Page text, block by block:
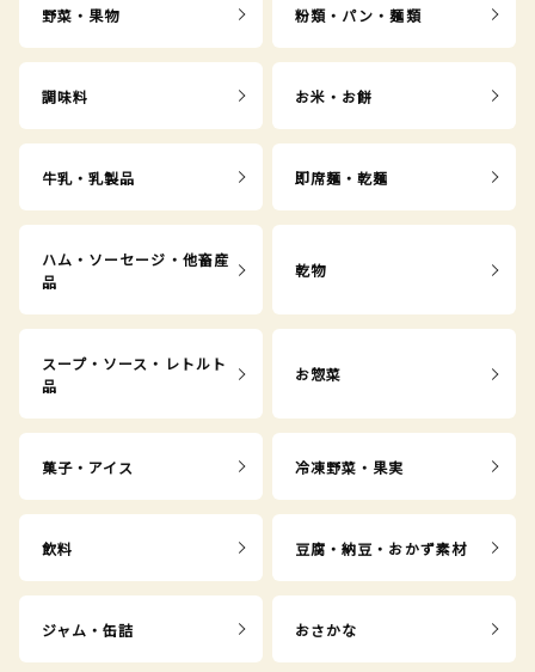
野菜・果物 粉類・パン・麺類
調味料 お米・お餅
牛乳・乳製品 即席麺・乾麺
ハム・ソーセージ・他畜産
品
乾物
スープ・ソース・レトルト
品
お惣菜
菓子・アイス 冷凍野菜・果実
飲料 豆腐・納豆・おかず素材
ジャム・缶詰 おさかな